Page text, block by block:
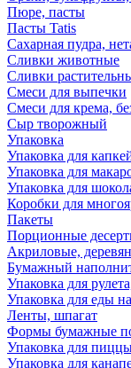
Пюре, пасты
Пасты Tatis
Сахарная пудра,
Сливки животные
Сливки
Смеси для выпечки
Смеси для крема,
Сыр творожный
Упаковка
Упаковка для
Упаковка для
Упаковка для
Коробки для
Пакеты
Порционные
Акриловые,
Бумажный
Упаковка для
Упаковка для еды
Ленты, шпагат
Формы бумажные
Упаковка для
Упаковка для